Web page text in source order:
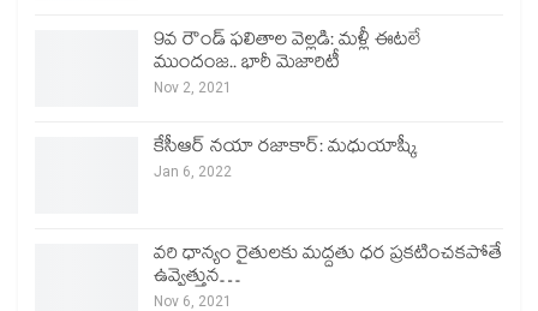
9వ రౌండ్ ఫలితాల వెల్లడి: మళ్లీ ఈటలే
ముందంజ.. భారీ మెజారిటీ
Nov 2, 2021
కేసీఆర్ నయా రజాకార్: మధుయాష్కీ
Jan 6, 2022
వరి ధాన్యం రైతులకు మద్దతు ధర ప్రకటించకపోతే
ఉవ్వెత్తున…
Nov 6, 2021